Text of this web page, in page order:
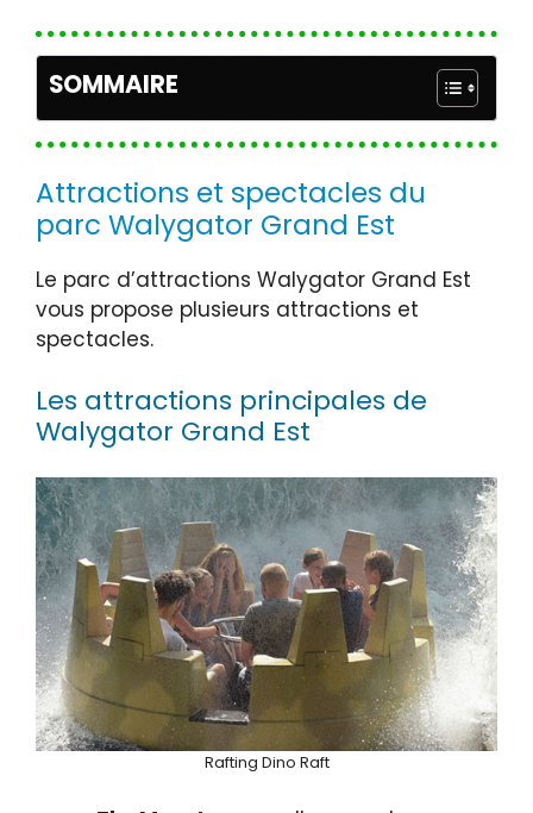
SOMMAIRE
Attractions et spectacles du
parc Walygator Grand Est
Le parc d’attractions Walygator Grand Est
vous propose plusieurs attractions et
spectacles.
Les attractions principales de
Walygator Grand Est
Rafting Dino Raft